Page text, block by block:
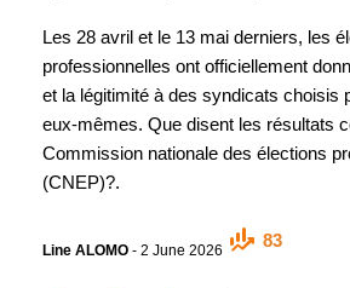
Les 28 avril et le 13 mai derniers, les
professionnelles ont officiellement
et la légitimité à des syndicats choisis
eux-mêmes. Que disent les résultats
Commission nationale des élections
(CNEP)?.
Line ALOMO - 2 June 2026
83